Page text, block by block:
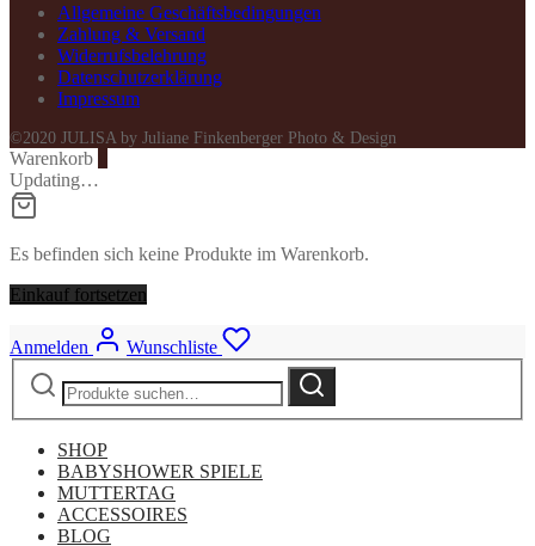
Allgemeine Geschäftsbedingungen
Zahlung & Versand
Widerrufsbelehrung
Datenschutzerklärung
Impressum
©2020 JULISA by Juliane Finkenberger Photo & Design
Warenkorb
Updating…
Es befinden sich keine Produkte im Warenkorb.
Einkauf fortsetzen
Anmelden
Wunschliste
Suche
nach:
Suche
SHOP
BABYSHOWER SPIELE
MUTTERTAG
ACCESSOIRES
BLOG